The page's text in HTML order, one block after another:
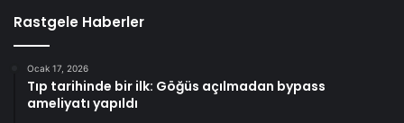
Rastgele Haberler
Ocak 17, 2026
Tıp tarihinde bir ilk: Göğüs açılmadan bypass
ameliyatı yapıldı